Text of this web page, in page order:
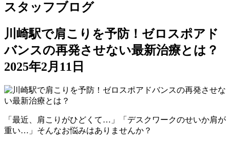
スタッフブログ
川崎駅で肩こりを予防！ゼロスポアド
バンスの再発させない最新治療とは？
2025年2月11日
「最近、肩こりがひどくて…」「デスクワークのせいか肩が
重い…」そんなお悩みはありませんか？